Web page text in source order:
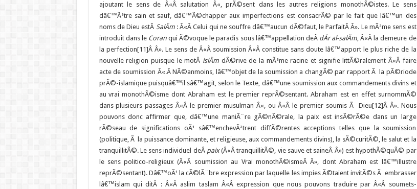
ajoutant le sens de Â«Â salutation Â«, prÃ©sent dans les autres religions monothÃ©istes. Le sens
dâ€™Ãªtre sain et sauf, dâ€™Ã©chapper aux imperfections est consacrÃ© par le fait que lâ€™un des
noms de Dieu estÂ SalÄm: Â«Â Celui qui ne souffre dâ€™aucun dÃ©faut, le ParfaitÂ Â». Le mÃªme sens est
introduit dans leCoranqui Ã©voque le paradis sous lâ€™appellation deÂ dÄr al-salÄm, Â«Â la demeure de
la perfection[11]Â Â». Le sens de Â«Â soumission Â«Â constitue sans doute lâ€™apport le plus riche de la
nouvelle religion puisque le motÂ islÄmdÃ©rive de la mÃªme racine et signifie littÃ©ralement Â«Â faire
acte de soumission Â«.Â NÃ©anmoins, lâ€™objet de la soumission a changÃ© par rapport Ã la pÃ©riode
prÃ©-islamique puisquâ€™il sâ€™agit, selon le Texte, dâ€™une soumission aux commandements divins et
au vrai monothÃ©isme dont Abraham est le premier reprÃ©sentant. Abraham est en effet surnommÃ©
dans plusieurs passages Â«Â le premier musulman Â«, ou Â«Â le premier soumis Ã Dieu[12]Â Â». Nous
pouvons donc affirmer que, dâ€™une maniÃ¨re gÃ©nÃ©rale, la paix est insÃ©rÃ©e dans un large
rÃ©seau de significations oÃ¹ sâ€™enchevÃªtrent diffÃ©rentes acceptions telles que la soumission
(politique, Ã la puissance dominante, et religieuse, aux commandements divins), la sÃ©curitÃ©, le salut et la
tranquillitÃ©. Le sens individuel deÂ paix(Â«Â tranquillitÃ©, vie sauve et saineÂ Â») est hypothÃ©quÃ© par
le sens politico-religieux (Â«Â soumission au Vrai monothÃ©ismeÂ Â», dont Abraham est lâ€™illustre
reprÃ©sentant). Dâ€™oÃ¹ la cÃ©lÃ¨bre expression par laquelle les impies Ã©taient invitÃ©s Ã embrasser
lâ€™islam qui ditÂ : Â«Â aslim taslam Â«Â expression que nous pouvons traduire par Â«Â soumets-